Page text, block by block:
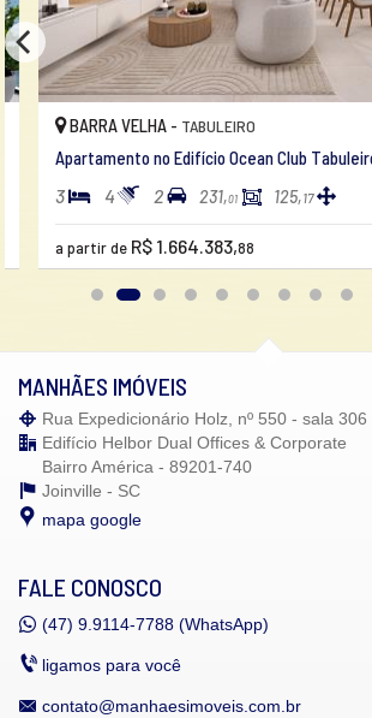
BARRA VELHA - TABULEIRO
Apartamento no Edifício Ocean Club
3 4 2 231,01 125,17
a partir de R$ 1.664.383,88
MANHÃES IMÓVEIS
Rua Expedicionário Holz, nº 550 - sala 306
Edifício Helbor Dual Offices & Corporate
Bairro América - 89201-740
Joinville - SC
mapa google
FALE CONOSCO
(47) 9.9114-7788 (WhatsApp)
ligamos para você
contato@manhaesimoveis.com.br